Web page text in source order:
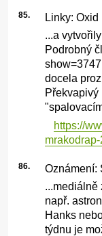
85. Linky:
...a
Podrobný
docela
Překvapivý
https://
86. Oznámení:
...mediálně
např.
Hanks
týdnu je